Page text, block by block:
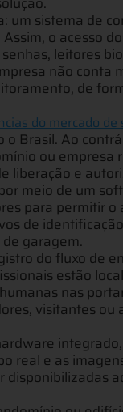
sistema de
o acesso
leitores
não conta
de
do mercado de
Brasil. Ao
ou
liberação e
meio de um
para permitir o
de
garagem.
do fluxo de
estão
nas
visitantes ou
real e as